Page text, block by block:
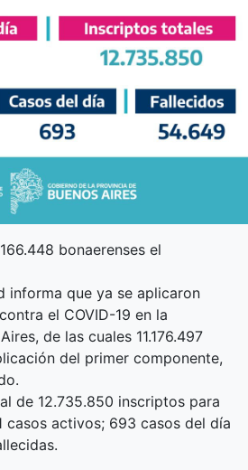
bonaerenses el
informa que ya se aplicaron
el COVID-19 en la
de las cuales 11.176.497
del primer componente,
de 12.735.850 inscriptos para
casos activos; 693 casos del día